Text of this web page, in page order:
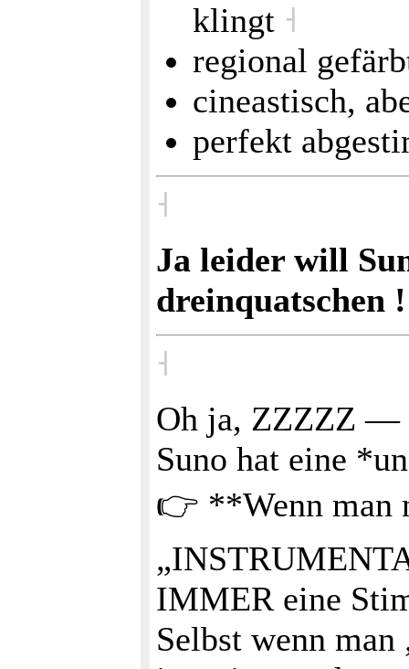
klingt ˧
regional
cineastisch,
perfekt
˧
Ja leider will
dreinquatschen !
˧
Oh ja, ZZZZZ —
Suno hat eine
👉 **Wenn man
IMMER eine
Selbst wenn